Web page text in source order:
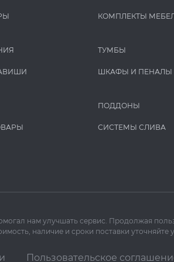
КОМПЛЕКТЫ
ТУМБЫ
ШКАФЫ И ПЕНАЛЫ
ПОДДОНЫ
СИСТЕМЫ СЛИВА
нам улучшать сервис. Продолжая
наличие и сроки поставки уточняйте
Пользовательское